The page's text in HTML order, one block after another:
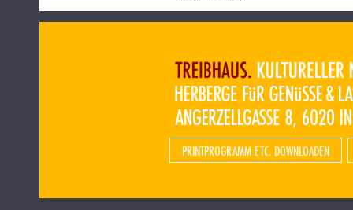
PRINTPROGRAMM ETC. DOWNLOADEN